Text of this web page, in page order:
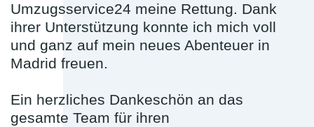
Umzugsservice24 meine Rettung. Dank
ihrer Unterstützung konnte ich mich voll
und ganz auf mein neues Abenteuer in
Madrid freuen.
Ein herzliches Dankeschön an das
gesamte Team für ihren